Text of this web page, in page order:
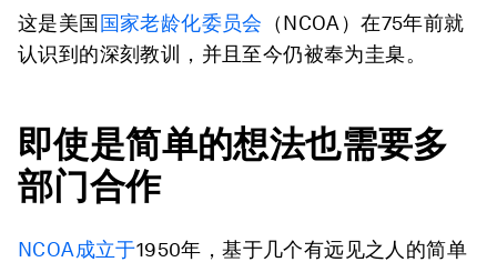
这是美国 国家老龄化委员会 （NCOA）在75年前就
认识到的深刻教训，并且至今仍被奉为圭臬。
即使是简单的想法也需要多
部门合作
NCOA成立于1950年，基于几个有远见之人的简单